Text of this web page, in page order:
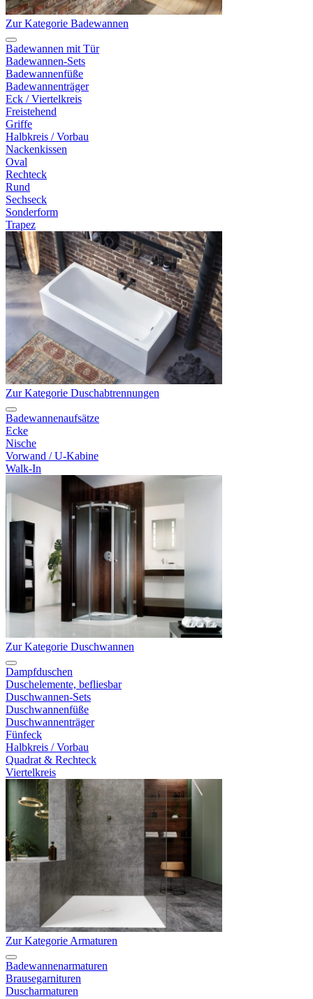
Zur Kategorie Badewannen
Badewannen mit Tür
Badewannen-Sets
Badewannenfüße
Badewannenträger
Eck / Viertelkreis
Freistehend
Griffe
Halbkreis / Vorbau
Nackenkissen
Oval
Rechteck
Rund
Sechseck
Sonderform
Trapez
Zur Kategorie Duschabtrennungen
Badewannenaufsätze
Ecke
Nische
Vorwand / U-Kabine
Walk-In
Zur Kategorie Duschwannen
Dampfduschen
Duschelemente, befliesbar
Duschwannen-Sets
Duschwannenfüße
Duschwannenträger
Fünfeck
Halbkreis / Vorbau
Quadrat & Rechteck
Viertelkreis
Zur Kategorie Armaturen
Badewannenarmaturen
Brausegarnituren
Duscharmaturen